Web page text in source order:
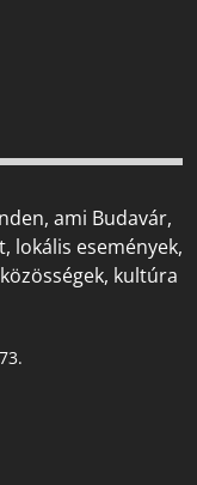
ami Budavár,
lokális események,
kultúra